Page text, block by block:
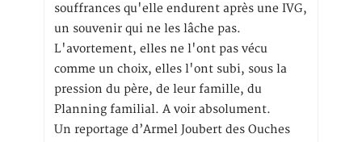
souffrances qu'elle endurent après une IVG,
un souvenir qui ne les lâche pas.
L'avortement, elles ne l'ont pas vécu
comme un choix, elles l'ont subi, sous la
pression du père, de leur famille, du
Planning familial. A voir absolument.
Un reportage d’Armel Joubert des Ouches